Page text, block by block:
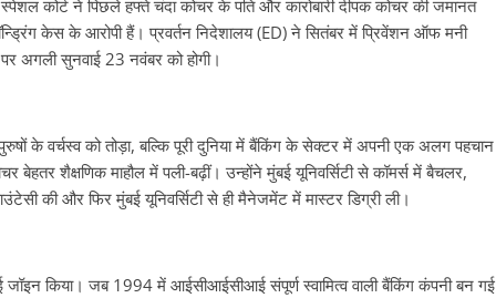
कोर्ट ने पिछले हफ्ते चंदा कोचर के पति और कारोबारी दीपक कोचर की जमानत
केस के आरोपी हैं। प्रवर्तन निदेशालय (ED) ने सितंबर में प्रिवेंशन ऑफ मनी
अगली सुनवाई 23 नवंबर को होगी।
के वर्चस्व को तोड़ा, बल्कि पूरी दुनिया में बैंकिंग के सेक्टर में अपनी एक अलग पहचान
बेहतर शैक्षणिक माहौल में पली-बढ़ीं। उन्होंने मुंबई यूनिवर्सिटी से कॉमर्स में बैचलर,
की और फिर मुंबई यूनिवर्सिटी से ही मैनेजमेंट में मास्टर डिग्री ली।
किया। जब 1994 में आईसीआईसीआई संपूर्ण स्वामित्व वाली बैंकिंग कंपनी बन गई